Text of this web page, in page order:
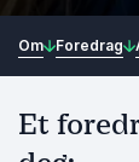
Om Foredrag
Et